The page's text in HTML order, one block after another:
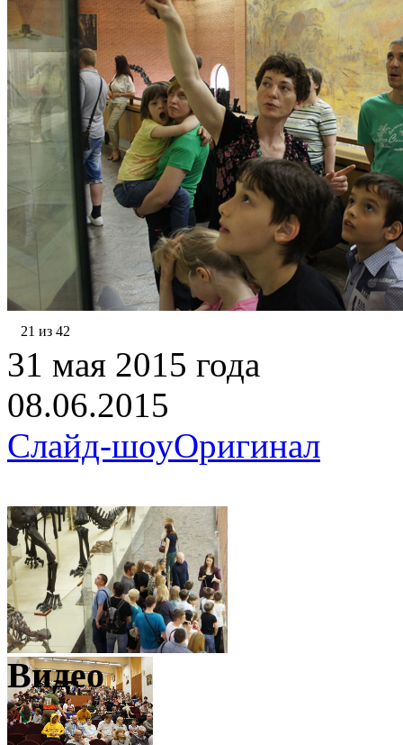
21 из 42
31 мая 2015 года
08.06.2015
Слайд-шоуОригинал
Видео